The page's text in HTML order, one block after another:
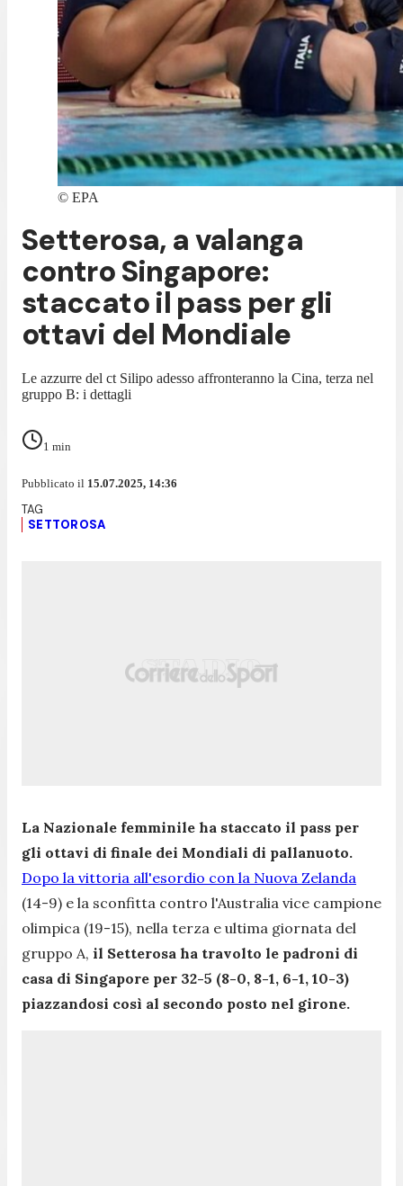
© EPA
Setterosa, a valanga
contro Singapore:
staccato il pass per gli
ottavi del Mondiale
Le azzurre del ct Silipo adesso affronteranno la Cina, terza nel
gruppo B: i dettagli
1 min
Pubblicato il 15.07.2025, 14:36
SETTOROSA
La Nazionale femminile ha staccato il pass per
gli ottavi di finale dei Mondiali di pallanuoto.
Dopo la vittoria all'esordio con la Nuova Zelanda
(14-9) e la sconfitta contro l'Australia vice campione
olimpica (19-15), nella terza e ultima giornata del
gruppo A, il Setterosa ha travolto le padroni di
casa di Singapore per 32-5 (8-0, 8-1, 6-1, 10-3)
piazzandosi così al secondo posto nel girone.